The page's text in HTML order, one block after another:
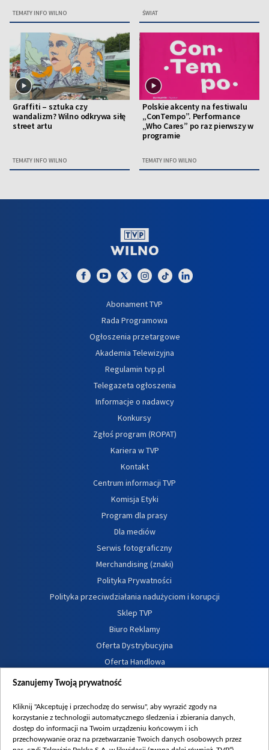
TEMATY INFO WILNO ŚWIAT
Graffiti – sztuka czy
wandalizm? Wilno odkrywa siłę
street artu
TEMATY INFO WILNO
Polskie akcenty na festiwalu
„ConTempo”. Performance
„Who Cares” po raz pierwszy w
programie
TEMATY INFO WILNO
Abonament TVP
Rada Programowa
Ogłoszenia przetargowe
Akademia Telewizyjna
Regulamin tvp.pl
Telegazeta ogłoszenia
Informacje o nadawcy
Konkursy
Zgłoś program (ROPAT)
Kariera w TVP
Kontakt
Centrum informacji TVP
Komisja Etyki
Program dla prasy
Dla mediów
Serwis fotograficzny
Merchandising (znaki)
Polityka Prywatności
Polityka przeciwdziałania nadużyciom i korupcji
Sklep TVP
Biuro Reklamy
Oferta Dystrybucyjna
Oferta Handlowa
Dostępność
Procedura zgłoszeń wewnętrznych
Szanujemy Twoją prywatność
Kliknij "Akceptuję i przechodzę do serwisu", aby wyrazić zgody na
korzystanie z technologii automatycznego śledzenia i zbierania danych,
dostęp do informacji na Twoim urządzeniu końcowym i ich
przechowywanie oraz na przetwarzanie Twoich danych osobowych przez